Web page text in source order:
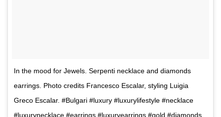
In the mood for Jewels. Serpenti necklace and diamonds
earrings. Photo credits Francesco Escalar, styling Luigia
Greco Escalar. #Bulgari #luxury #luxurylifestyle #necklace
#luxurynecklace #earrings #luxuryearrings #gold #diamonds